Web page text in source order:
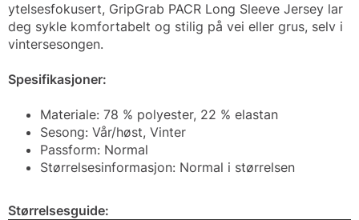
ytelsesfokusert, GripGrab PACR Long Sleeve Jersey lar
deg sykle komfortabelt og stilig på vei eller grus, selv i
vintersesongen.
Spesifikasjoner:
Materiale: 78 % polyester, 22 % elastan
Sesong: Vår/høst, Vinter
Passform: Normal
Størrelsesinformasjon: Normal i størrelsen
Størrelsesguide: